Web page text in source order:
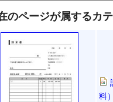
のページが属するカ
料